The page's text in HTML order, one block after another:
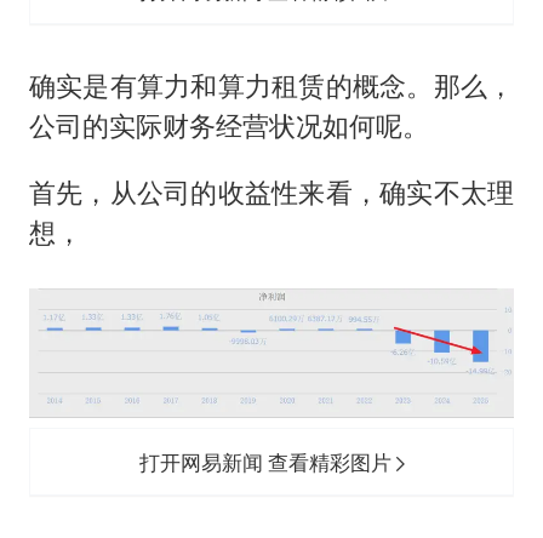
确实是有算力和算力租赁的概念。那么，
公司的实际财务经营状况如何呢。
首先，从公司的收益性来看，确实不太理
想，
打开网易新闻 查看精彩图片